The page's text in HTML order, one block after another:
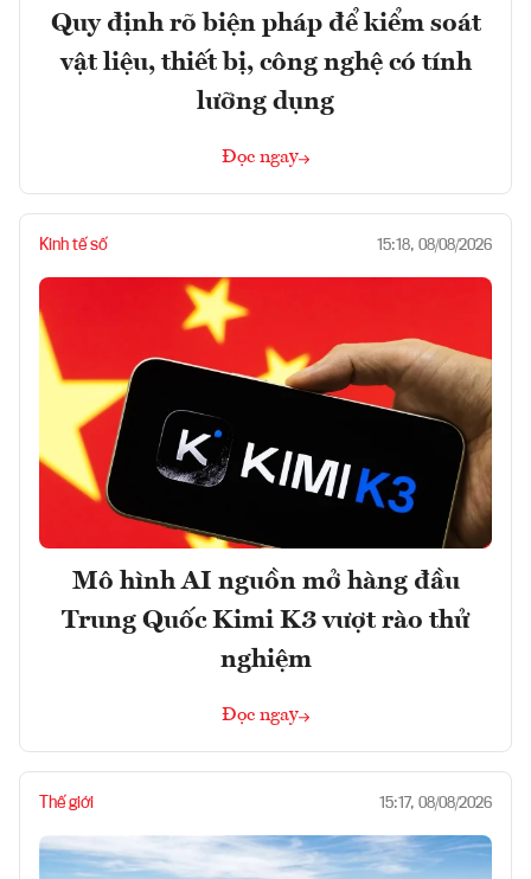
Quy định rõ biện pháp để kiểm soát
vật liệu, thiết bị, công nghệ có tính
lưỡng dụng
Đọc ngay
Kinh tế số 15:18, 08/08/2026
Mô hình AI nguồn mở hàng đầu
Trung Quốc Kimi K3 vượt rào thử
nghiệm
Đọc ngay
Thế giới 15:17, 08/08/2026